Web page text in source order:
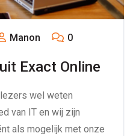
Manon 0
Exact Online
wel weten
van IT en wij zijn
als mogelijk met onze